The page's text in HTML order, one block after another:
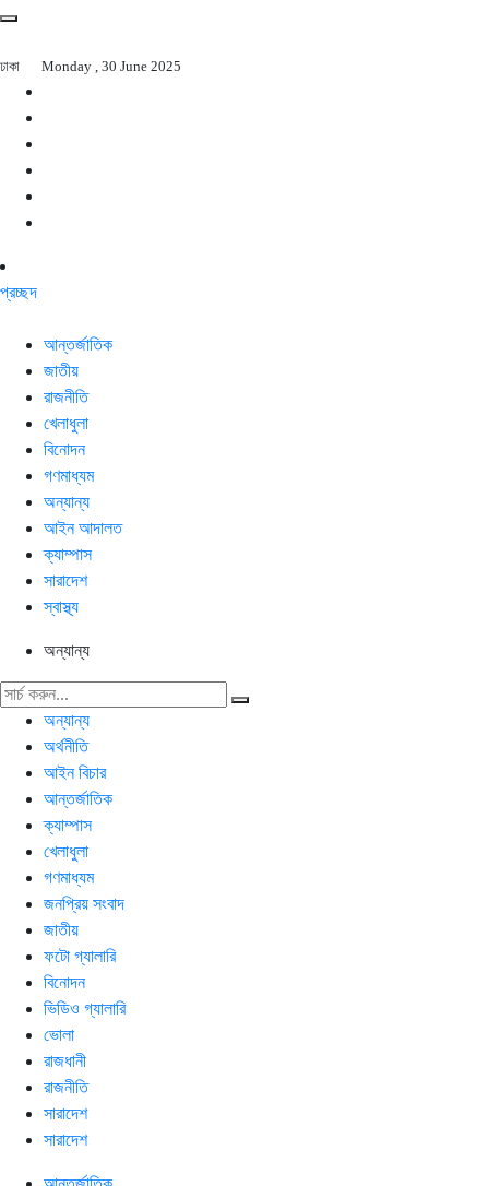
ঢাকা Monday , 30 June 2025
প্রচ্ছদ
আন্তর্জাতিক
জাতীয়
রাজনীতি
খেলাধুলা
বিনোদন
গণমাধ্যম
অন্যান্য
আইন আদালত
ক্যাম্পাস
সারাদেশ
স্বাস্থ্য
অন্যান্য
অন্যান্য
অর্থনীতি
আইন বিচার
আন্তর্জাতিক
ক্যাম্পাস
খেলাধুলা
গণমাধ্যম
জনপ্রিয় সংবাদ
জাতীয়
ফটো গ্যালারি
বিনোদন
ভিডিও গ্যালারি
ভোলা
রাজধানী
রাজনীতি
সারাদেশ
সারাদেশ